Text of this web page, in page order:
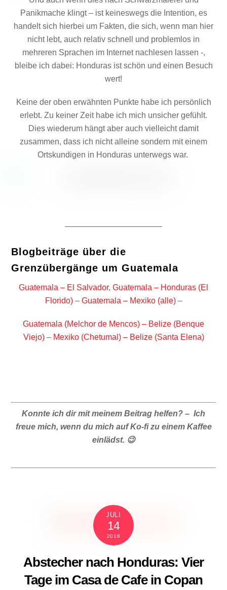
Panikmache klingt – ist keineswegs die Intention, es
handelt sich hierbei um Fakten, die sich, wenn man hier
nicht lebt, auch relativ schnell und problemlos in
mehreren Sprachen im Internet nachlesen lassen -,
bleibe ich dabei: Honduras ist schön und einen Besuch
wert!
Keine der oben erwähnten Punkte habe ich persönlich
erlebt. Zu keiner Zeit habe ich mich unsicher gefühlt.
Dies wiederum hängt aber auch vielleicht damit
zusammen, dass ich nicht alleine sondern mit einem
Ortskundigen in Honduras unterwegs war.
————————————
Blogbeiträge über die
Grenzübergänge um Guatemala
Guatemala – El Salvador, Guatemala – Honduras (El
Florido)– Guatemala – Mexiko (alle)–
Guatemala (Melchor de Mencos) – Belize (Benque
Viejo)– Mexiko (Chetumal) – Belize (Santa Elena)
Konnte ich dir mit meinem Beitrag helfen? – Ich
freue mich, wenn du mich auf Ko-fi zu einem Kaffee
einlädst. 😉
JULI
14
2018
Abstecher nach Honduras: Vier
Tage im Casa de Cafe in Copan